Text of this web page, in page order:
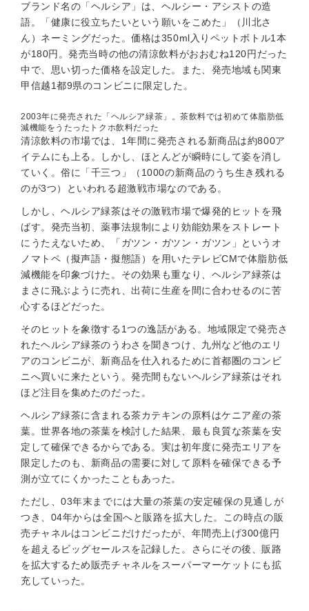
ブランド名の「ヘルシア」は、ヘルシー・アシストの造
語。「健康に役立ちたいという願いをこめた」（川北さ
ん）ネーミングだった。価格は350ml入りペットボトル1本
が180円。発売当時の他の清涼飲料がおおむね120円だった
中で、思い切った価格を設定した。また、発売地域も関東
甲信越1都9県のコンビニに限定した。
2003年に発売された「ヘルシア緑茶」。茶飲料では初めて体脂肪低
減機能をうたったトクホ飲料だった
清涼飲料の市場では、1年間に発売される新商品は約800ア
イテムにも上る。しかし、ほとんどが瞬時にして姿を消し
ていく。俗に「千三つ」（1000の新商品のうち生き残れる
のが3つ）といわれる超激戦市場なのである。
しかし、ヘルシア緑茶はその激戦市場で爆発的ヒットを飛
ばす。発売当初、薬事法規制により効能効果をストレート
にうたえないため、「ガツン・ガツン・ガツン」というオ
ノマトペ（擬声語・擬態語）を用いたテレビCMで体脂肪低
減機能を印象づけた。その効果も重なり、ヘルシア緑茶は
まさに飛ぶように売れ、出荷に生産を間に合わせるのに苦
心するほどだった。
そのヒットを象徴する1つの逸話がある。地域限定で発売さ
れたヘルシア緑茶のうわさを聞きつけ、九州など他のエリ
アのコンビニが、新商品を仕入れるために首都圏のコンビ
ニへ買いに来たという。発売間もないヘルシア緑茶はそれ
ほど注目を集めたのだった。
ヘルシア緑茶に含まれる茶カテキンの原料はケニア産の茶
葉。世界各地の茶葉を検討した結果、最も良質な茶葉を安
定して確保できるからである。実は初年度に発売エリアを
限定したのも、新商品の需要に対して原料を確保できる予
測が立てにくかったこともあった。
ただし、03年末までには大量の茶葉の安定確保の見通しが
つき、04年からは全国へと販路を拡大した。この時点の販
売チャネルはコンビニだけだったが、年間売上げ300億円
を超えるビッグセールスを記録した。さらにその後、販路
を拡大するため販売チャネルをスーパーマーケットにも拡
充していった。